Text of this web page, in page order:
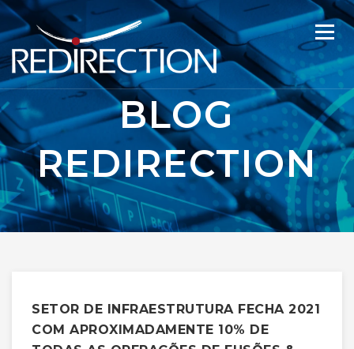
BLOG
REDIRECTION
SETOR DE INFRAESTRUTURA FECHA 2021
COM APROXIMADAMENTE 10% DE